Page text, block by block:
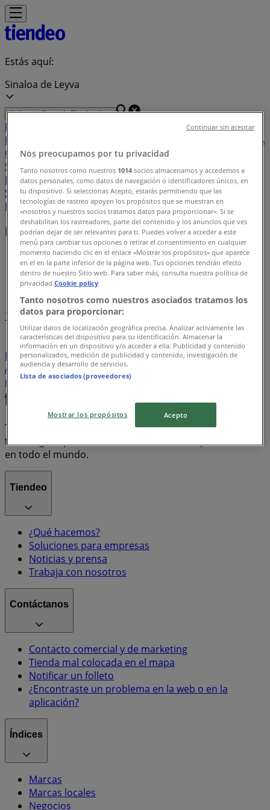
Estás aquí:
Sinaloa de Leyva
Destacados
Departamentales
El Regreso A
Clases HogarFarmacias y
SaludElectrónicaFerreteríasSalud y
BellezaRestaurantesAutosBancos y
ServiciosDeporteLibrerías y PapeleríasOcioNiños
EntretenimientoÓpticas
Índice de ofertas en Sinaloa de Leyva
Tiendeo en Sinaloa de Leyva»
Índice de ofertas
1
Supermercados
Tiendas Departamentales
Farmacias y Salud
Bancos y Servicios
Ropa, Zapatos y
Accesorios
Electrónica Hogar
refrigeradores
lavadoras
Tiendeo forma parte de Shopfully, la empresa
tecnológica que está reinventando las compras locales
en todo el mundo.
Tiendeo
¿Qué hacemos?
Soluciones para empresas
Noticias y prensa
Trabaja con nosotros
Contáctanos
Contacto comercial y de marketing
Tienda mal colocada en el mapa
Notificar un folleto
¿Encontraste un problema en la web o en la
aplicación?
Índices
Marcas
Marcas locales
Negocios
Nos preocupamos por tu privacidad
Tanto nosotros como nuestros 1014 socios almacenamos y accedemos a
datos personales, como datos de navegación o identificadores únicos, en
tu dispositivo. Si seleccionas Acepto, estarás permitiendo que las
tecnologías de rastreo apoyen los propósitos que se muestran en
«nosotros y nuestros socios tratamos datos para proporcionar». Si se
deshabilitan los rastreadores, parte del contenido y los anuncios que ves
podrían dejar de ser relevantes para ti. Puedes volver a acceder a este
menú para cambiar tus opciones o retirar el consentimiento en cualquier
momento haciendo clic en el enlace «Mostrar los propósitos» que aparece
en el en la parte inferior de la página web. Tus opciones tendrán efecto
dentro de nuestro Sitio web. Para saber más, consulta nuestra política de
privacidad.Cookie policy
Tanto nosotros como nuestros asociados tratamos los
datos para proporcionar:
Utilizar datos de localización geográfica precisa. Analizar activamente las
características del dispositivo para su identificación. Almacenar la
información en un dispositivo y/o acceder a ella. Publicidad y contenido
personalizados, medición de publicidad y contenido, investigación de
audiencia y desarrollo de servicios.
Lista de asociados (proveedores)
Mostrar los propósitos Acepto
Continuar sin aceptar